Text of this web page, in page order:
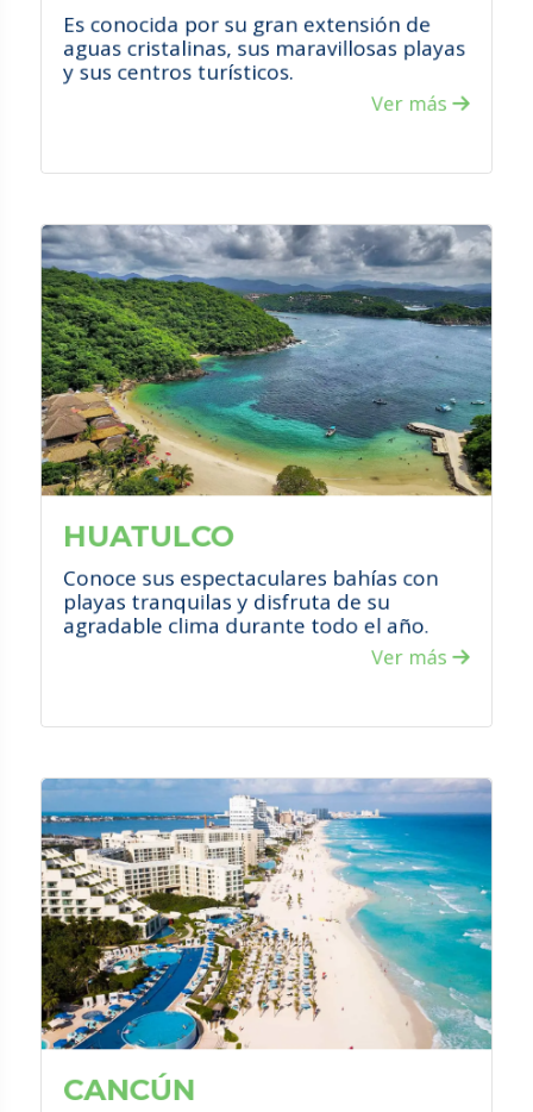
Es conocida por su gran extensión de
aguas cristalinas, sus maravillosas playas
y sus centros turísticos.
Ver más
HUATULCO
Conoce sus espectaculares bahías con
playas tranquilas y disfruta de su
agradable clima durante todo el año.
Ver más
¿QUÉ HACER?
Disfrutar de increíbles paseos en
barco.
Practicar senderismo en la jungla.
Conectarte con la naturaleza al visitar
sus parques ecológicos.
CANCÚN
¿QUÉ HACER?
Disfruta de sus increíbles y diversas
playas.
Conoce sus zonas arqueológicas.
Visita sus increíbles centros
comerciales.
Atrévete a participar en sus diversos
deportes acuáticos.